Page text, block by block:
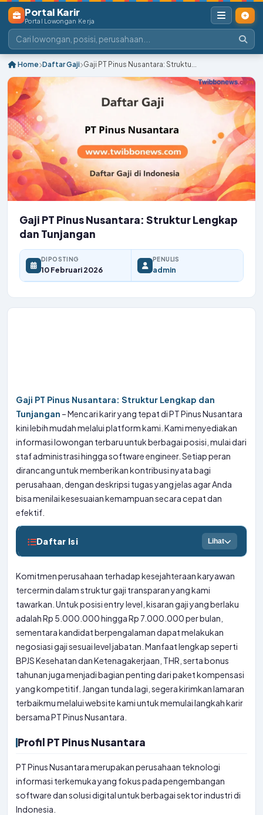
Portal Karir
Portal Lowongan Kerja
Home Daftar Gaji Gaji PT Pinus Nusantara: Struktu...
Gaji PT Pinus Nusantara: Struktur Lengkap
dan Tunjangan
DIPOSTING
10 Februari 2026
PENULIS
admin
Gaji PT Pinus Nusantara: Struktur Lengkap dan
Tunjangan – Mencari karir yang tepat di PT Pinus Nusantara
kini lebih mudah melalui platform kami. Kami menyediakan
informasi lowongan terbaru untuk berbagai posisi, mulai dari
staf administrasi hingga software engineer. Setiap peran
dirancang untuk memberikan kontribusi nyata bagi
perusahaan, dengan deskripsi tugas yang jelas agar Anda
bisa menilai kesesuaian kemampuan secara cepat dan
efektif.
Daftar Isi Lihat
Komitmen perusahaan terhadap kesejahteraan karyawan
tercermin dalam struktur gaji transparan yang kami
tawarkan. Untuk posisi entry level, kisaran gaji yang berlaku
adalah Rp 5.000.000 hingga Rp 7.000.000 per bulan,
sementara kandidat berpengalaman dapat melakukan
negosiasi gaji sesuai level jabatan. Manfaat lengkap seperti
BPJS Kesehatan dan Ketenagakerjaan, THR, serta bonus
tahunan juga menjadi bagian penting dari paket kompensasi
yang kompetitif. Jangan tunda lagi, segera kirimkan lamaran
terbaikmu melalui website kami untuk memulai langkah karir
bersama PT Pinus Nusantara.
Profil PT Pinus Nusantara
PT Pinus Nusantara merupakan perusahaan teknologi
informasi terkemuka yang fokus pada pengembangan
software dan solusi digital untuk berbagai sektor industri di
Indonesia.